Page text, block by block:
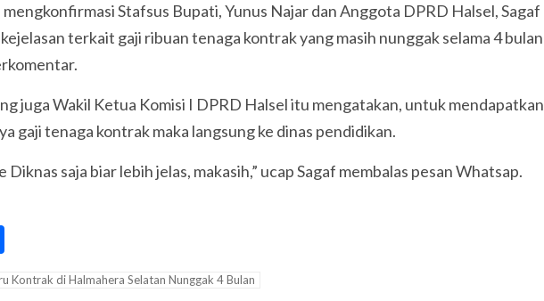
Stafsus Bupati, Yunus Najar dan Anggota DPRD Halsel, Sagaf
terkait gaji ribuan tenaga kontrak yang masih nunggak selama 4 bulan
juga Wakil Ketua Komisi I DPRD Halsel itu mengatakan, untuk mendapatkan
gaji tenaga kontrak maka langsung ke dinas pendidikan.
Diknas saja biar lebih jelas, makasih,” ucap Sagaf membalas pesan Whatsap.
Kontrak di Halmahera Selatan Nunggak 4 Bulan